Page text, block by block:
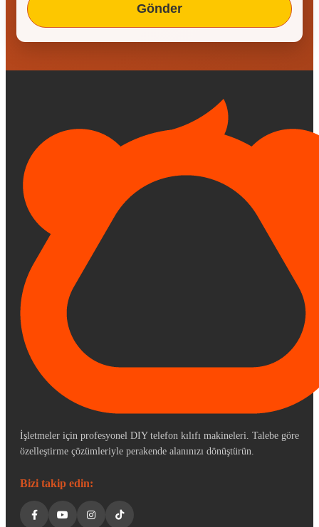
Gönder
İşletmeler için profesyonel DIY telefon kılıfı makineleri. Talebe göre
özelleştirme çözümleriyle perakende alanınızı dönüştürün.
Bizi takip edin: